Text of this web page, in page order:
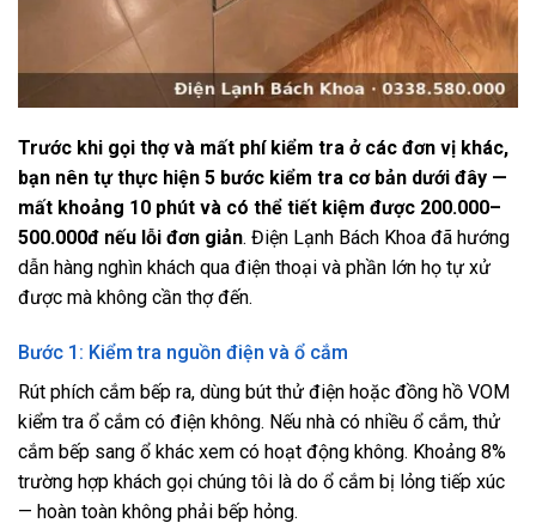
Trước khi gọi thợ và mất phí kiểm tra ở các đơn vị khác,
bạn nên tự thực hiện 5 bước kiểm tra cơ bản dưới đây —
mất khoảng 10 phút và có thể tiết kiệm được 200.000–
500.000đ nếu lỗi đơn giản. Điện Lạnh Bách Khoa đã hướng
dẫn hàng nghìn khách qua điện thoại và phần lớn họ tự xử
được mà không cần thợ đến.
Bước 1: Kiểm tra nguồn điện và ổ cắm
Rút phích cắm bếp ra, dùng bút thử điện hoặc đồng hồ VOM
kiểm tra ổ cắm có điện không. Nếu nhà có nhiều ổ cắm, thử
cắm bếp sang ổ khác xem có hoạt động không. Khoảng 8%
trường hợp khách gọi chúng tôi là do ổ cắm bị lỏng tiếp xúc
— hoàn toàn không phải bếp hỏng.